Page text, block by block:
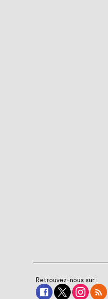
Retrouvez-nous sur :